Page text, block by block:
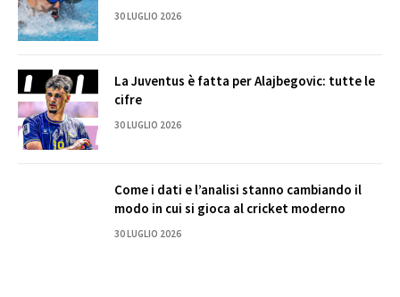
30 LUGLIO 2026
La Juventus è fatta per Alajbegovic: tutte le
cifre
30 LUGLIO 2026
Come i dati e l’analisi stanno cambiando il
modo in cui si gioca al cricket moderno
30 LUGLIO 2026